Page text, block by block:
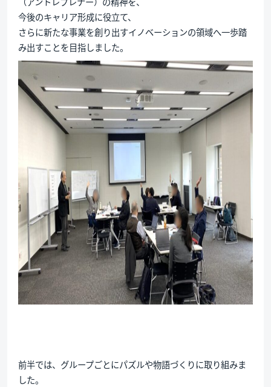
今後のキャリア形成に役立て、
さらに新たな事業を創り出すイノベーションの領域へ一歩踏
み出すことを目指しました。
前半では、グループごとにパズルや物語づくりに取り組みま
した。